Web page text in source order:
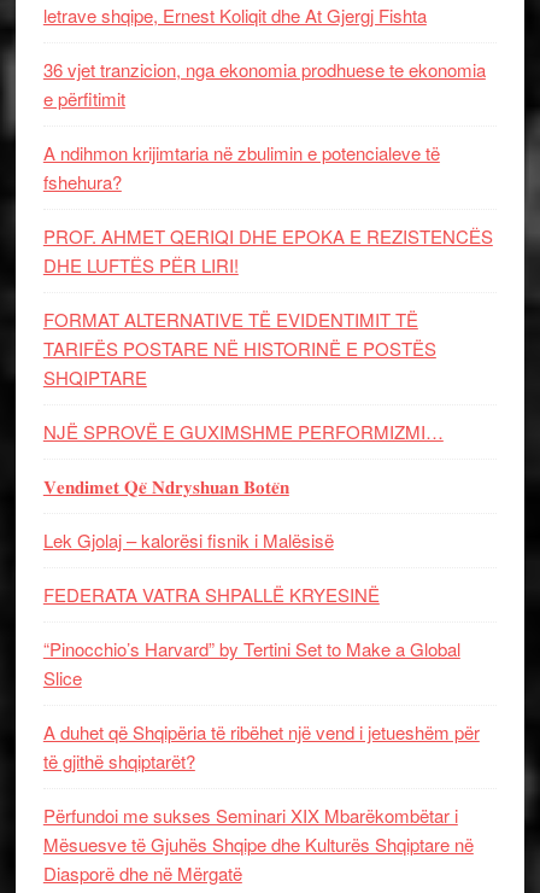
letrave shqipe, Ernest Koliqit dhe At Gjergj Fishta
36 vjet tranzicion, nga ekonomia prodhuese te ekonomia
e përfitimit
A ndihmon krijimtaria në zbulimin e potencialeve të
fshehura?
PROF. AHMET QERIQI DHE EPOKA E REZISTENCЁS
DHE LUFTЁS PЁR LIRI!
FORMAT ALTERNATIVE TË EVIDENTIMIT TË
TARIFËS POSTARE NË HISTORINË E POSTËS
SHQIPTARE
NJË SPROVË E GUXIMSHME PERFORMIZMI…
𝐕𝐞𝐧𝐝𝐢𝐦𝐞𝐭 𝐐𝐞̈ 𝐍𝐝𝐫𝐲𝐬𝐡𝐮𝐚𝐧 𝐁𝐨𝐭𝐞̈𝐧
Lek Gjolaj – kalorësi fisnik i Malësisë
FEDERATA VATRA SHPALLË KRYESINË
“Pinocchio’s Harvard” by Tertini Set to Make a Global
Slice
A duhet që Shqipëria të ribëhet një vend i jetueshëm për
të gjithë shqiptarët?
Përfundoi me sukses Seminari XIX Mbarëkombëtar i
Mësuesve të Gjuhës Shqipe dhe Kulturës Shqiptare në
Diasporë dhe në Mërgatë